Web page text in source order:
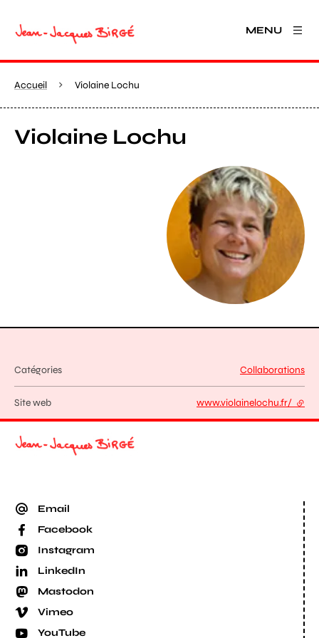
MENU
Accueil Violaine Lochu
Violaine Lochu
Agrandir
Catégories Collaborations
Site web www.violainelochu.fr/ -
Email
Facebook
Instagram
LinkedIn
Mastodon
Vimeo
YouTube